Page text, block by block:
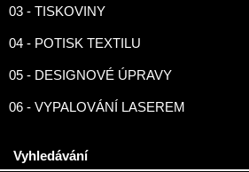
03 - TISKOVINY
04 - POTISK TEXTILU
05 - DESIGNOVÉ ÚPRAVY
06 - VYPALOVÁNÍ LASEREM
Vyhledávání